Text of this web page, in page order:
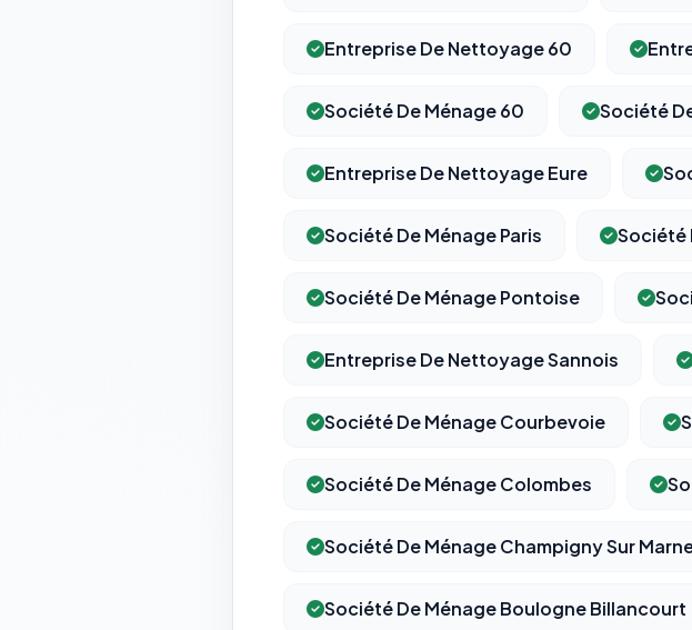
Entreprise De Nettoyage 60
Société De Ménage 60 Société
Entreprise De Nettoyage Eure
Société De Ménage Paris Société
Société De Ménage Pontoise
Entreprise De Nettoyage Sannois
Société De Ménage Courbevoie
Société De Ménage Colombes
Société De Ménage Champigny Sur
Société De Ménage Boulogne Billancourt